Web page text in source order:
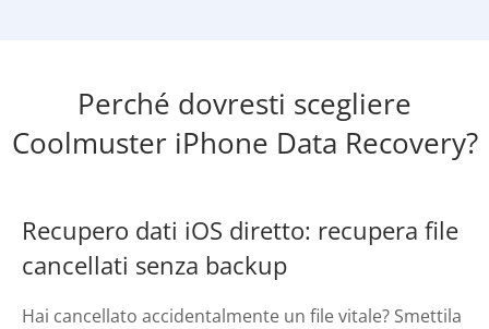
Perché dovresti scegliere
Coolmuster iPhone Data Recovery?
Recupero dati iOS diretto: recupera file
cancellati senza backup
Hai cancellato accidentalmente un file vitale? Smettila